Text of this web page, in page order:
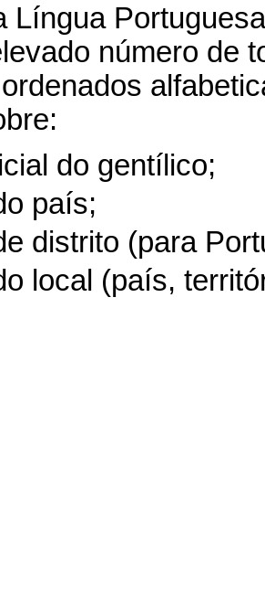
Língua
número de
do gentílico;
país;
distrito (para
local (país,